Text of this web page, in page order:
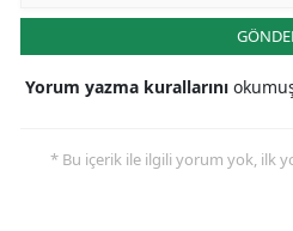
Yorum yazma kurallarını
* Bu içerik ile ilgili yorum yok, ilk